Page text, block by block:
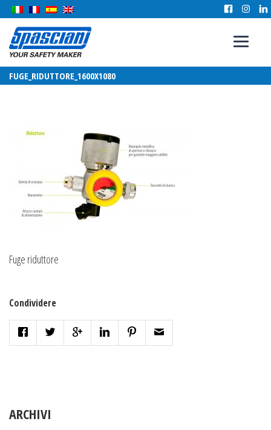
FUGE_RIDUTTORE_1600X1080
Fuge riduttore
Condividere
ARCHIVI